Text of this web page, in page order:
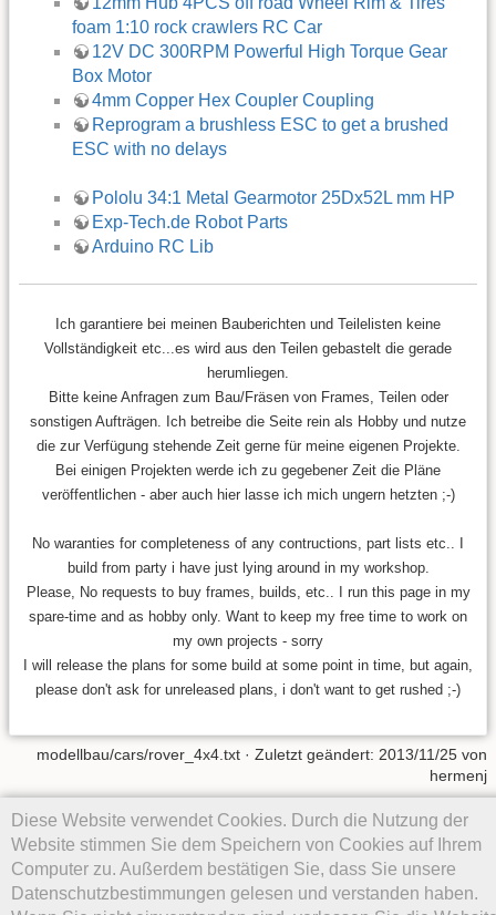
foam 1:10 rock crawlers RC Car
12V DC 300RPM Powerful High Torque Gear
Box Motor
4mm Copper Hex Coupler Coupling
Reprogram a brushless ESC to get a brushed
ESC with no delays
Pololu 34:1 Metal Gearmotor 25Dx52L mm HP
Exp-Tech.de Robot Parts
Arduino RC Lib
Diese Website verwendet Cookies. Durch die Nutzung der
Website stimmen Sie dem Speichern von Cookies auf Ihrem
Computer zu. Außerdem bestätigen Sie, dass Sie unsere
Datenschutzbestimmungen gelesen und verstanden haben.
Ich garantiere bei meinen Bauberichten und Teilelisten keine
Vollständigkeit etc...es wird aus den Teilen gebastelt die gerade
herumliegen.
Bitte keine Anfragen zum Bau/Fräsen von Frames, Teilen oder
sonstigen Aufträgen. Ich betreibe die Seite rein als Hobby und nutze
die zur Verfügung stehende Zeit gerne für meine eigenen Projekte.
Bei einigen Projekten werde ich zu gegebener Zeit die Pläne
veröffentlichen - aber auch hier lasse ich mich ungern hetzten ;-)
No waranties for completeness of any contructions, part lists etc.. I
build from party i have just lying around in my workshop.
Please, No requests to buy frames, builds, etc.. I run this page in my
spare-time and as hobby only. Want to keep my free time to work on
my own projects - sorry
I will release the plans for some build at some point in time, but again,
please don't ask for unreleased plans, i don't want to get rushed ;-)
modellbau/cars/rover_4x4.txt · Zuletzt geändert: 2013/11/25 von
hermenj
Falls nicht anders bezeichnet, ist der Inhalt dieses Wikis unter der
folgenden Lizenz veröffentlicht:
CC Attribution-Noncommercial-
Share Alike 4.0 International